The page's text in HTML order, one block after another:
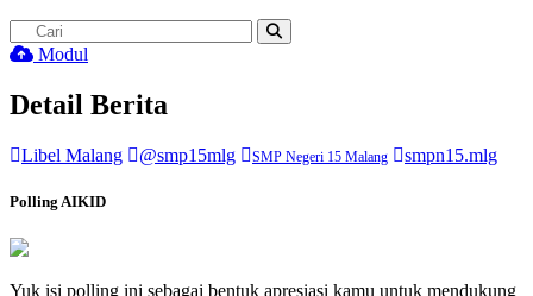
Modul
Detail Berita
Libel Malang @smp15mlg SMP Negeri 15 Malang smpn15.mlg
Polling AIKID
Yuk isi polling ini sebagai bentuk apresiasi kamu untuk mendukung